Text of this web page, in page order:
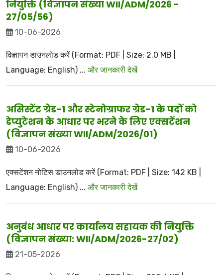
नियुक्ति (विज्ञापन संख्या WII/ADM/2026 -
27/05/56)
10-06-2026
विज्ञापन डाउनलोड करें (Format: PDF | Size: 2.0 MB |
Language: English) ... और जानकारी देखें
असिस्टेंट ग्रेड-1 और स्टेनोग्राफर ग्रेड-1 के पदों को
डेप्युटेशन के आधार पर भरने के लिए एक्सटेंशन
(विज्ञापन संख्या WII/ADM/2026/01)
10-06-2026
एक्सटेंशन नोटिस डाउनलोड करें (Format: PDF | Size: 142 KB |
Language: English) ... और जानकारी देखें
अनुबंध आधार पर कार्यालय सहायक की नियुक्ति
(विज्ञापन संख्या: WII/ADM/2026-27/02)
21-05-2026